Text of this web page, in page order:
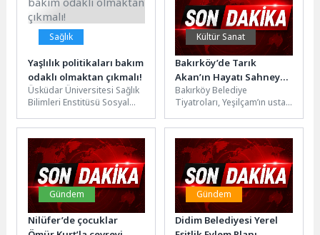
Sağlık
Yaşlılık politikaları bakım
odaklı olmaktan çıkmalı!
Üsküdar Üniversitesi Sağlık
Bilimleri Enstitüsü Sosyal
bünyesinde hazırlanan
yüksek lisans tezi, İstanbul...
Kültür Sanat
Bakırköy’de Tarık
Akan’ın Hayatı Sahneye
Taşındı
Bakırköy Belediye
Tiyatroları, Yeşilçam’ın usta
konu alan unutulmaz eseri
“Anne Kafamda...
Gündem
Nilüfer’de çocuklar
Gündem
Didim Belediyesi Yerel